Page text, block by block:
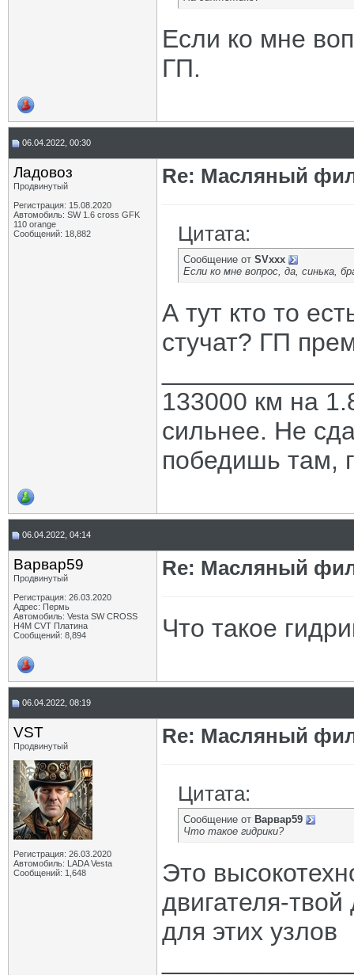
Если ко мне
ГП.
06.04.2022, 00:30
Ладовоз
Продвинутый
Регистрация: 15.08.2020
Автомобиль: SW 1.6 cross GFK
110 orange
Сообщений: 18,882
Re: Масляный
Цитата:
Сообщение от SVxxx
Если ко мне вопрос, да, синька,
А тут кто то
стучат? ГП
133000 км на
сильнее. Не
победишь там,
06.04.2022, 04:14
Варвар59
Продвинутый
Регистрация: 26.03.2020
Адрес: Пермь
Автомобиль: Vesta SW CROSS
H4M CVT Платина
Сообщений: 8,894
Re: Масляный
Что такое
06.04.2022, 08:19
VST
Продвинутый
Регистрация: 26.03.2020
Автомобиль: LADA Vesta
Сообщений: 1,648
Re: Масляный
Цитата:
Сообщение от Варвар59
Что такое гидрики?
Это
двигателя-
для этих узлов